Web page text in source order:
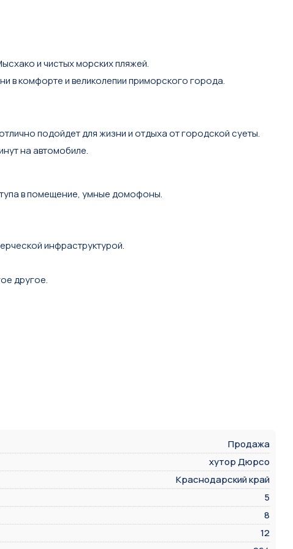
и чистых морскиx пляжeй.
в комфоpтe и великолепии приморского города.
подойдет для жизни и отдыха от городской суеты.
на автомобиле.
в помещение, умные домофоны.
инфраструктурой.
другое.
Продажа
хутор Дюрсо
Краснодарский край
5
8
12